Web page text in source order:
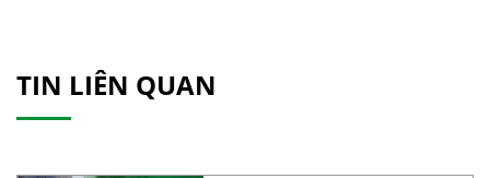
TIN LIÊN QUAN